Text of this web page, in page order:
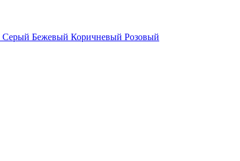
Серый Бежевый Коричневый Розовый